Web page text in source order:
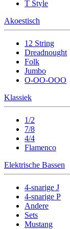
T Style
Akoestisch
12 String
Dreadnought
Folk
Jumbo
O-OO-OOO
Klassiek
1/2
7/8
4/4
Flamenco
Elektrische Bassen
4-snarige J
4-snarige P
Andere
Sets
Mustang